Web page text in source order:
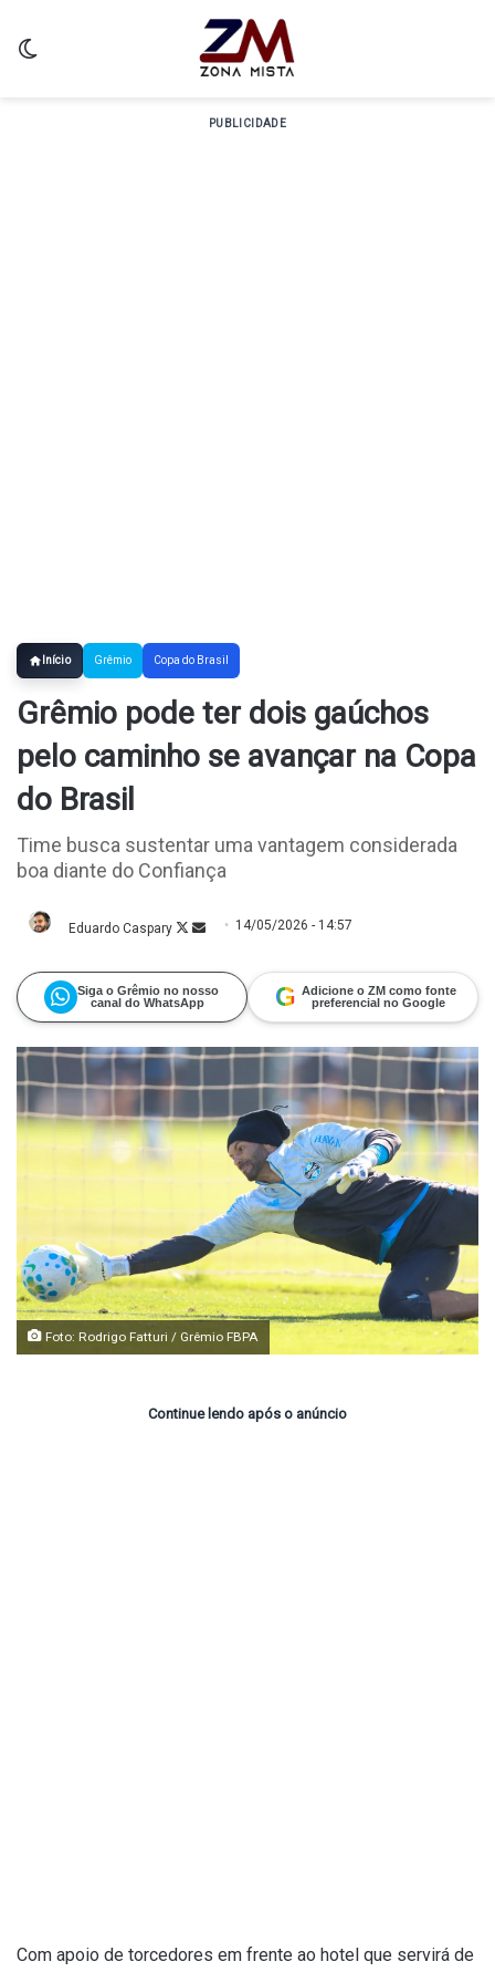
PUBLICIDADE
Início Grêmio Copa do Brasil
Grêmio pode ter dois gaúchos
pelo caminho se avançar na Copa
do Brasil
Time busca sustentar uma vantagem considerada
boa diante do Confiança
Eduardo Caspary FollowMande
14/05/2026 - 14:57
Siga o Grêmio no nosso
canal do WhatsApp
G Adicione o ZM como fonte
preferencial no Google
Foto: Rodrigo Fatturi / Grêmio FBPA
Continue lendo após o anúncio
Com apoio de torcedores em frente ao hotel que servirá de